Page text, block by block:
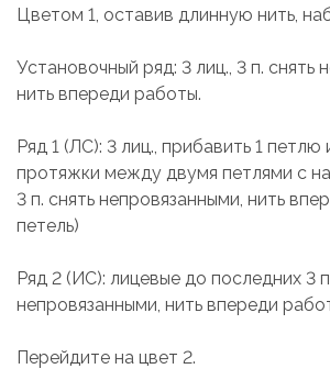
Цветом 1, оставив длинную нить,
Установочный ряд: 3 лиц., 3 п. снять
нить впереди работы.
Ряд 1 (ЛС): 3 лиц., прибавить 1 петлю
протяжки между двумя петлями с
3 п. снять непровязанными, нить
петель)
Ряд 2 (ИС): лицевые до последних 3
непровязанными, нить впереди
Перейдите на цвет 2.